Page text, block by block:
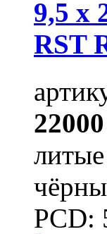
9,5 x
RST
22000
PCD: